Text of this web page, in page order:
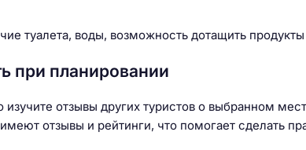
туалета, воды, возможность дотащить продукты
при планировании
изучите отзывы других туристов о выбранном
отзывы и рейтинги, что помогает сделать